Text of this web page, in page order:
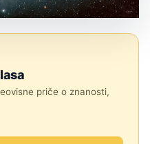
priče o znanosti,